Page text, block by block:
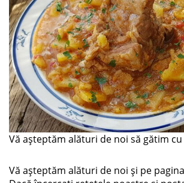
Vă așteptăm alături de noi să gătim cu
Vă așteptăm alături de noi și pe